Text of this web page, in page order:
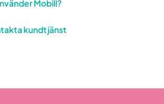
Mobill?
kundtjänst